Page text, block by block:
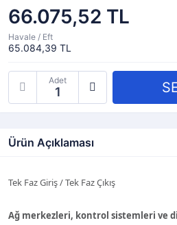
66.075,52 TL
Havale / Eft
65.084,39 TL
Adet
Ürün Açıklaması
Tek Faz Giriş / Tek Faz Çıkış
Ağ merkezleri, kontrol sistemleri ve